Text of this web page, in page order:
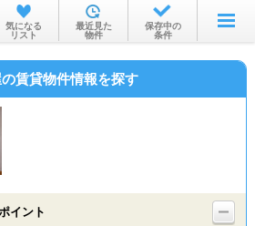
お部屋を探す
沿線・駅から
物件特集から
気になる
リスト
最近見た
物件
保存中の
条件
賃貸物件情報を探す
イント